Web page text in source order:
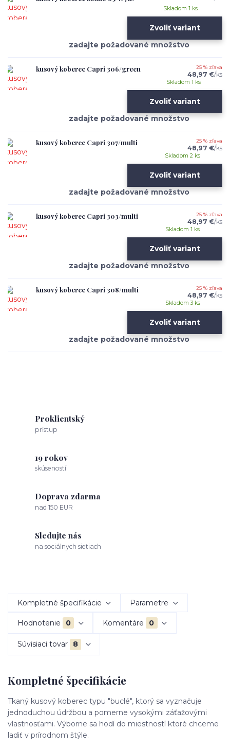
Skladom 1 ks
Zvoliť variant
kusový koberec Capri 306/green 25 % zľava
48,97 €/ks
Skladom 1 ks
Zvoliť variant
kusový koberec Capri 307/multi 25 % zľava
48,97 €/ks
Skladom 2 ks
Zvoliť variant
kusový koberec Capri 303/multi 25 % zľava
48,97 €/ks
Skladom 1 ks
Zvoliť variant
kusový koberec Capri 308/multi 25 % zľava
48,97 €/ks
Skladom 3 ks
Zvoliť variant
Proklientský
prístup
19 rokov
skúseností
Doprava zdarma
nad 150 EUR
Sledujte nás
na sociálnych sietiach
Kompletné špecifikácie Parametre
Hodnotenie 0 Komentáre 0
Súvisiaci tovar 8
Kompletné špecifikácie
Tkaný kusový koberec typu "buclé", ktorý sa vyznačuje
jednoduchou údržbou a pomerne vysokými záťažovými
vlastnosťami. Výborne sa hodí do miestností ktoré chceme
ladiť v prírodnom štýle.